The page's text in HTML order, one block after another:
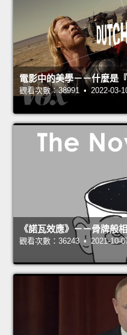
電影中的美學－－什麼是
觀看次數：38991 • 2022-03-
《諾瓦效應》－－骨牌般
觀看次數：36243 • 2021-10-